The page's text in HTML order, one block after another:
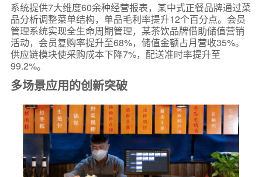
系统提供7大维度60余种经营报表，某中式正餐品牌通过菜
品分析调整菜单结构，单品毛利率提升12个百分点。会员
管理系统实现全生命周期管理，某茶饮品牌借助储值营销
活动，会员复购率提升至68%，储值金额占月营收35%。
供应链模块使采购成本下降7%，配送准时率提升至
99.2%。
多场景应用的创新突破